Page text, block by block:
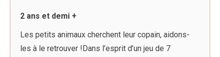
2 ans et demi +
Les petits animaux cherchent leur copain, aidons-
les à le retrouver !Dans l’esprit d’un jeu de 7